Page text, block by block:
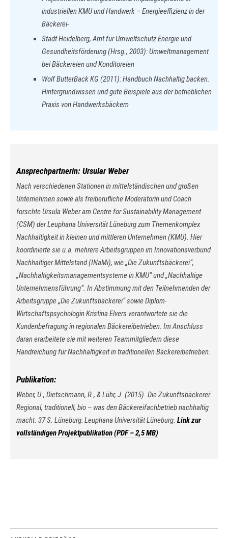
industriellen KMU und Handwerk – Energieeffizienz in der
Bäckerei-
Stadt Heidelberg, Amt für Umweltschutz Energie und
Gesundheitsförderung (Hrsg., 2003): Umweltmanagement
bei Bäckereien und Konditoreien
Wolf ButterBack KG (2011): Handbuch Nachhaltig backen.
Hintergrundwissen und gute Beispiele aus der betrieblichen
Praxis von Handwerksbäckern
Ansprechpartnerin: Ursular Weber
Nach verschiedenen Stationen in mittelständischen und großen
Unternehmen sowie als freiberufliche Moderatorin und Coach
forschte Ursula Weber am Centre for Sustainability Management
(CSM) der Leuphana Universität Lüneburg zum Themenkomplex
Nachhaltigkeit in kleinen und mittleren Unternehmen (KMU). Hier
koordinierte sie u.a. mehrere Arbeitsgruppen im Innovationsverbund
Nachhaltiger Mittelstand (INaMi), wie „Die Zukunftsbäckerei“,
„Nachhaltigkeitsmanagementsysteme in KMU“ und „Nachhaltige
Unternehmensführung“. In Abstimmung mit den Teilnehmenden der
Arbeitsgruppe „Die Zukunftsbäckerei“ sowie Diplom-
Wirtschaftspsychologin Kristina Elvers verantwortete sie die
Kundenbefragung in regionalen Bäckereibetrieben. Im Anschluss
daran erarbeitete sie mit weiteren Teammitgliedern diese
Handreichung für Nachhaltigkeit in traditionellen Bäckereibetrieben.
Publikation:
Weber, U., Dietschmann, R., & Lühr, J. (2015). Die Zukunftsbäckerei:
Regional, traditionell, bio – was den Bäckereifachbetrieb nachhaltig
macht. 37 S. Lüneburg: Leuphana Universität Lüneburg. Link zur
vollständigen Projektpublikation (PDF – 2,5 MB)